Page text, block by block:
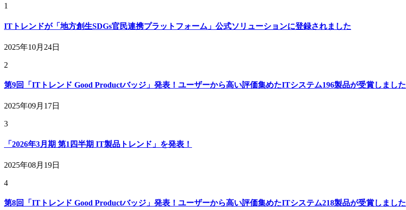
1
ITトレンドが「地方創生SDGs官民連携プラットフォーム」公式ソリューションに登録されました
2025年10月24日
2
第9回「ITトレンド Good Productバッジ」発表！ユーザーから高い評価集めたITシステム196製品が受賞しました
2025年09月17日
3
「2026年3月期 第1四半期 IT製品トレンド」を発表！
2025年08月19日
4
第8回「ITトレンド Good Productバッジ」発表！ユーザーから高い評価集めたITシステム218製品が受賞しました